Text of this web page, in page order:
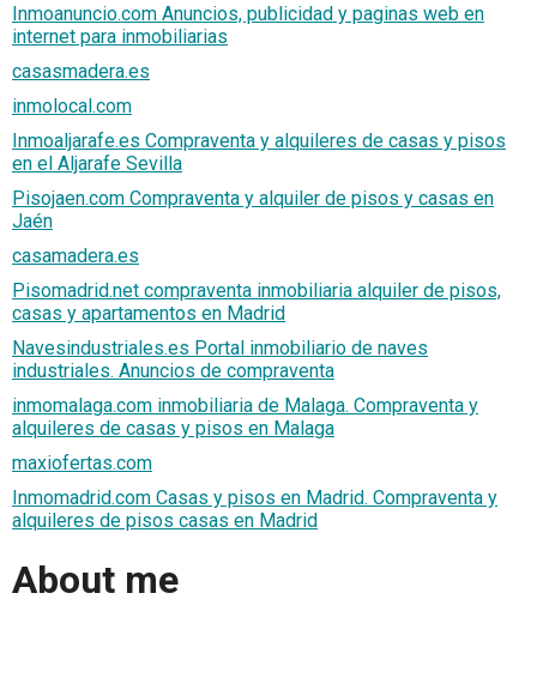
Inmoanuncio.com Anuncios, publicidad y paginas web en
internet para inmobiliarias
casasmadera.es
inmolocal.com
Inmoaljarafe.es Compraventa y alquileres de casas y pisos
en el Aljarafe Sevilla
Pisojaen.com Compraventa y alquiler de pisos y casas en
Jaén
casamadera.es
Pisomadrid.net compraventa inmobiliaria alquiler de pisos,
casas y apartamentos en Madrid
Navesindustriales.es Portal inmobiliario de naves
industriales. Anuncios de compraventa
inmomalaga.com inmobiliaria de Malaga. Compraventa y
alquileres de casas y pisos en Malaga
maxiofertas.com
Inmomadrid.com Casas y pisos en Madrid. Compraventa y
alquileres de pisos casas en Madrid
About me